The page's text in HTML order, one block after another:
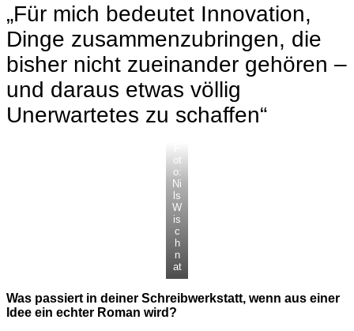
„Für mich bedeutet Innovation,
Dinge zusammenzubringen, die
bisher nicht zueinander gehören –
und daraus etwas völlig
Unerwartetes zu schaffen“
ot
o:
Ni
ls
W
is
c
h
n
at
Was passiert in deiner Schreibwerkstatt, wenn aus einer
Idee ein echter Roman wird?